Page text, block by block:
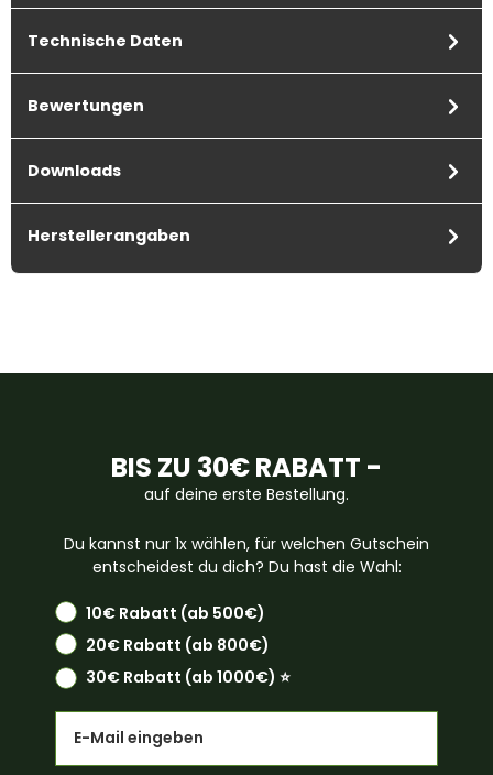
Technische Daten
Bewertungen
Downloads
Herstellerangaben
BIS ZU 30€ RABATT -
auf deine erste Bestellung.
Du kannst nur 1x wählen, für welchen Gutschein
entscheidest du dich? Du hast die Wahl:
10€ Rabatt (ab 500€)
20€ Rabatt (ab 800€)
30€ Rabatt (ab 1000€) ⭐️